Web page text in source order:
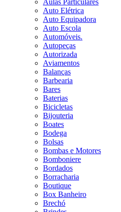
Aulas Particulares
Auto Elétrica
Auto Equipadora
Auto Escola
Automóveis.
Autopeças
Autorizada
Aviamentos
Balanças
Barbearia
Bares
Baterias
Bicicletas
Bijouteria
Boates
Bodega
Bolsas
Bombas e Motores
Bomboniere
Bordados
Borracharia
Boutique
Box Banheiro
Brechó